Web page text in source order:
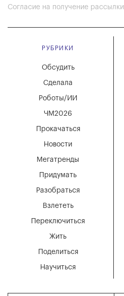
Согласие на получение рассылки
РУБРИКИ
Мегатренды
Придумать
Разобраться
Взлететь
Новости
Переключиться
Жить
Поделиться
Научиться
Обсудить
Сделала
Роботы/ИИ
ЧМ2026
Прокачаться